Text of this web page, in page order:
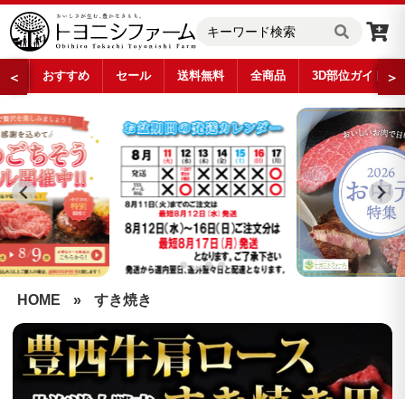
＜ おすすめ セール 送料無料 全商品 3D部位ガイド ＞
HOME » すき焼き